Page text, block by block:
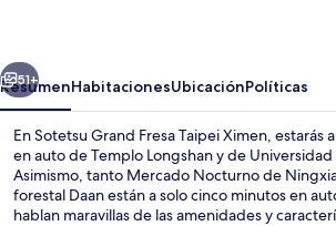
Ximen
Siguiente
51+
ResumenHabitacionesUbicaciónPolíticas
En Sotetsu Grand Fresa Taipei Ximen, estarás
en auto de Templo Longshan y de
Asimismo, tanto Mercado Nocturno de
forestal Daan están a solo cinco minutos en
hablan maravillas de las amenidades y